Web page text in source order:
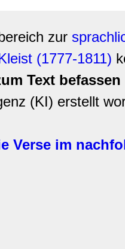
zur
(1777-1811)
Text befassen
(KI) erstellt
Verse im